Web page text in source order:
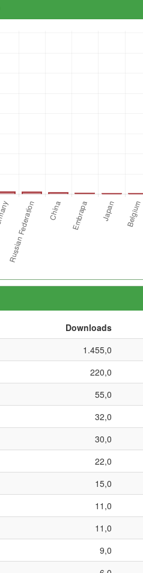
Downloads
1.455,0
220,0
55,0
32,0
30,0
22,0
15,0
11,0
11,0
9,0